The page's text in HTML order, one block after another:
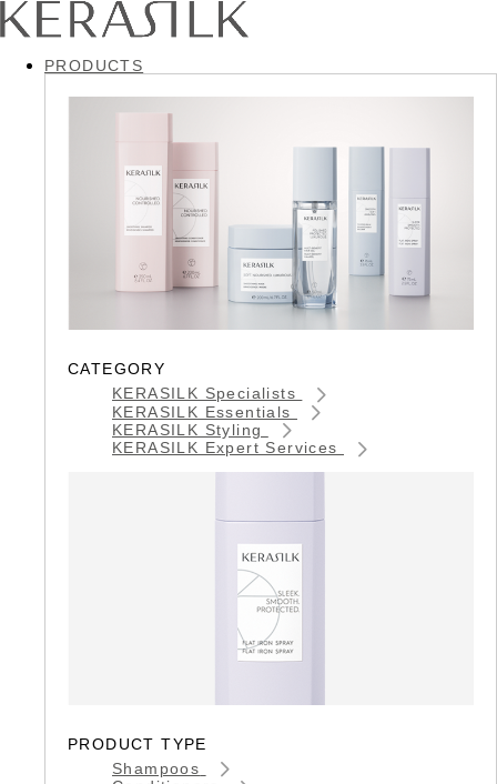
PRODUCTS
CATEGORY
KERASILK Specialists
KERASILK Essentials
KERASILK Styling
KERASILK Expert Services
PRODUCT TYPE
Shampoos